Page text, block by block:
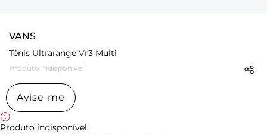
VANS
Tênis Ultrarange Vr3 Multi
Produto indisponível
Avise-me
Produto indisponível